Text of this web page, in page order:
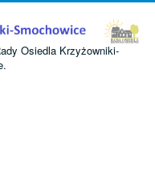
Osiedla Krzyżowniki-